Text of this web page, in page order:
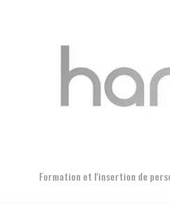
Formation et l'insertion de